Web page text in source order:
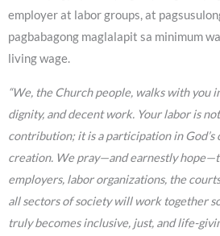
employer at labor groups, at
pagbabagong maglalapit sa minimum
living wage.
“We, the Church people, walks with you
dignity, and decent work. Your labor is
contribution; it is a participation in
creation. We pray—and earnestly
employers, labor organizations, the
all sectors of society will work together
truly becomes inclusive, just, and life-